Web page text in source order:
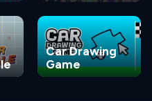
Car Drawing
Game